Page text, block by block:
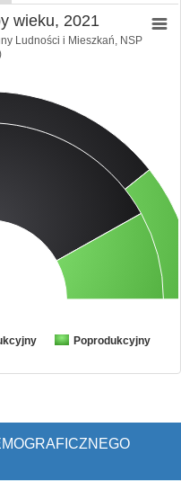
wieku, 2021
Ludności i Mieszkań, NSP
Poprodukcyjny